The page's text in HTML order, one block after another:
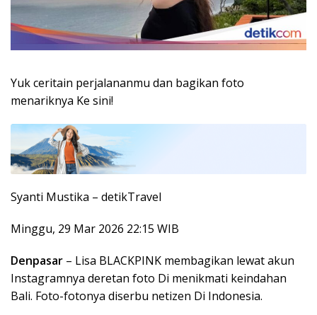
Yuk ceritain perjalananmu dan bagikan foto
menariknya Ke sini!
Syanti Mustika – detikTravel
Minggu, 29 Mar 2026 22:15 WIB
Denpasar – Lisa BLACKPINK membagikan lewat akun
Instagramnya deretan foto Di menikmati keindahan
Bali. Foto-fotonya diserbu netizen Di Indonesia.